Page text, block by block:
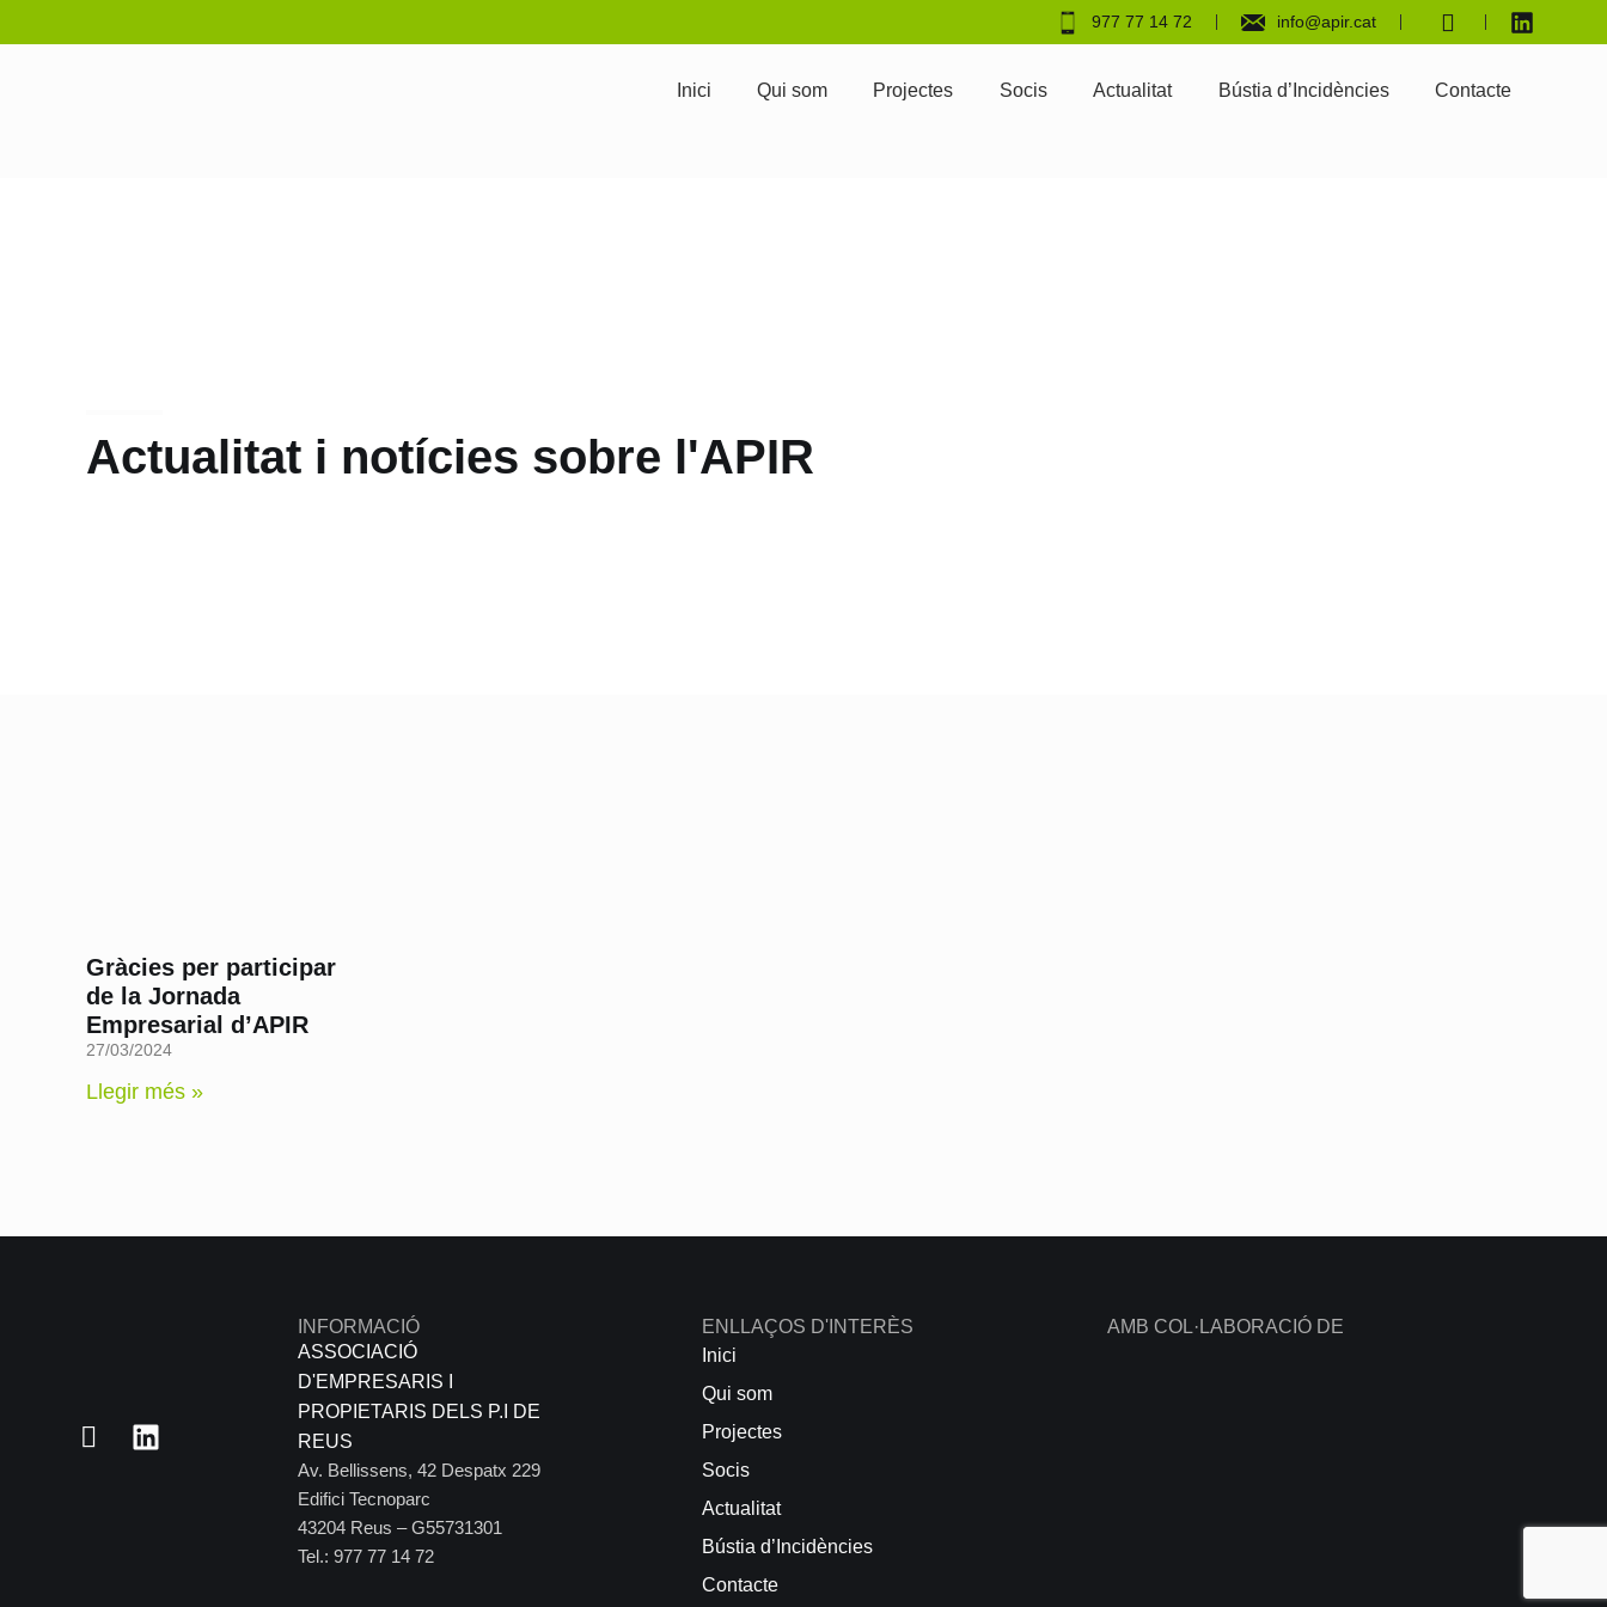
977 77 14 72 info@apir.cat
Inici Qui som Projectes Socis Actualitat Bústia d’Incidències Contacte
Actualitat i notícies sobre l'APIR
Gràcies per participar
de la Jornada
Empresarial d’APIR
27/03/2024
Llegir més »
INFORMACIÓ
ASSOCIACIÓ
D'EMPRESARIS I
PROPIETARIS DELS P.I DE
REUS
Av. Bellissens, 42 Despatx 229
Edifici Tecnoparc
43204 Reus – G55731301
Tel.: 977 77 14 72
ENLLAÇOS D'INTERÈS
Inici
Qui som
Projectes
Socis
Actualitat
Bústia d’Incidències
Contacte
AMB COL·LABORACIÓ DE